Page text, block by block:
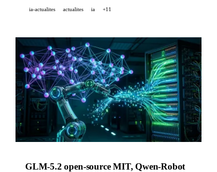
ia-actualites actualites ia +11
GLM-5.2 open-source MIT, Qwen-Robot